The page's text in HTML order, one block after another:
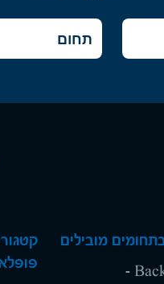
מובילים
Back Office -